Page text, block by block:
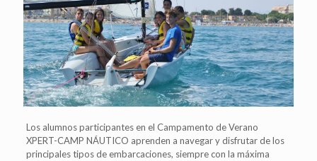
Los alumnos participantes en el Campamento de Verano
XPERT-CAMP NÁUTICO aprenden a navegar y disfrutar de los
principales tipos de embarcaciones, siempre con la máxima